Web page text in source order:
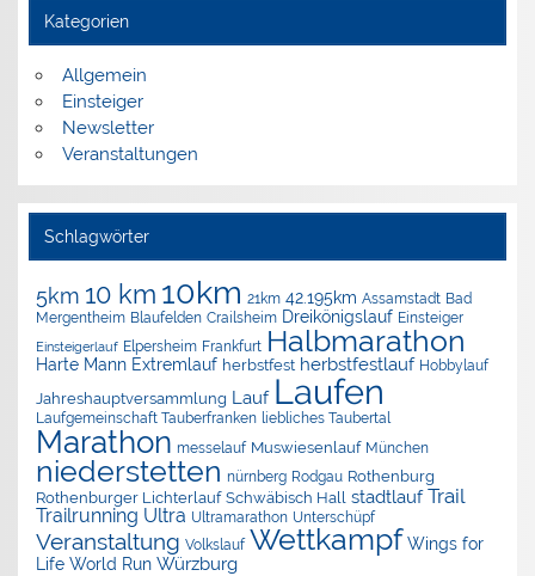
Kategorien
Allgemein
Einsteiger
Newsletter
Veranstaltungen
Schlagwörter
5km 10 km 10km 21km 42.195km Assamstadt Bad
Mergentheim Blaufelden Crailsheim Dreikönigslauf Einsteiger
Einsteigerlauf Elpersheim Frankfurt Halbmarathon
Harte Mann Extremlauf herbstfest herbstfestlauf Hobbylauf
Jahreshauptversammlung Lauf Laufen
Laufgemeinschaft Tauberfranken liebliches Taubertal
Marathon messelauf Muswiesenlauf München
niederstetten nürnberg Rodgau Rothenburg
Rothenburger Lichterlauf Schwäbisch Hall stadtlauf Trail
Trailrunning Ultra Ultramarathon Unterschüpf
Veranstaltung Volkslauf Wettkampf Wings for
Life World Run Würzburg